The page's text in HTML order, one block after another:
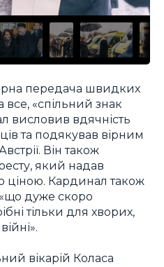
передача швидких
«спільний знак
висловив вдячність
та подякував вірним
Він також
який надав
ціною. Кардинал також
дуже скоро
тільки для хворих,
вікарій Коласа